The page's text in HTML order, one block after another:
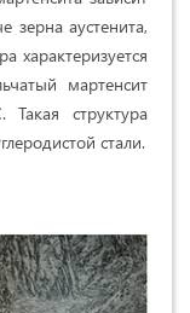
зерна аустенита,
характеризуется
мартенсит
структура
стали.